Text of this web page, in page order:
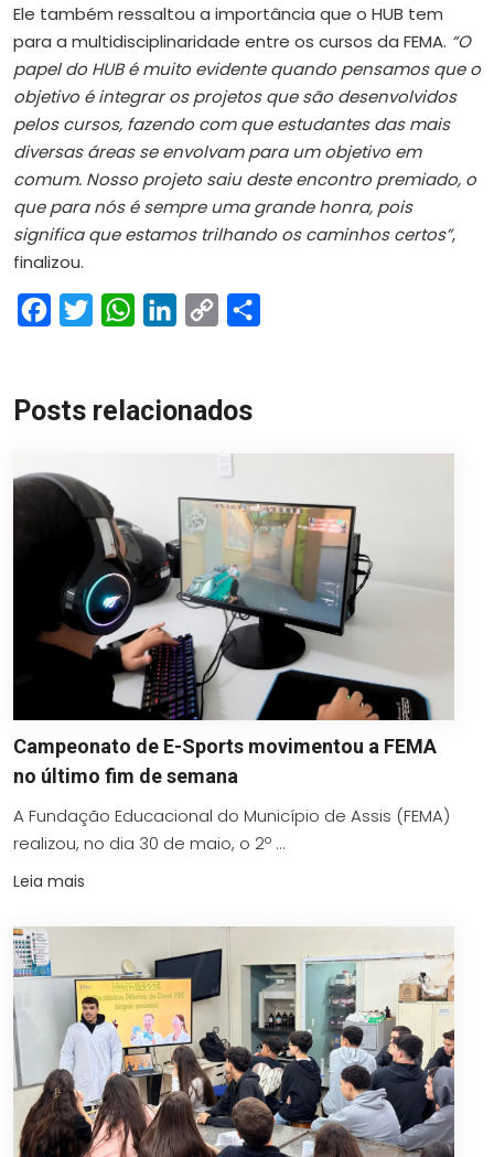
Ele também ressaltou a importância que o HUB tem
para a multidisciplinaridade entre os cursos da FEMA. “O
papel do HUB é muito evidente quando pensamos que o
objetivo é integrar os projetos que são desenvolvidos
pelos cursos, fazendo comque estudantes das mais
diversas áreas se envolvam para um objetivo em
comum. Nosso projeto saiu deste encontro premiado, o
que para nós é sempre uma grande honra, pois
significa que estamos trilhando os caminhos certos”,
finalizou.
FacebookTwitterWhatsAppLinkedIn
Copy
Posts relacionados
Campeonato de E-Sports movimentou a FEMA
no último fim de semana
A Fundação Educacional do Município de Assis (FEMA)
realizou, no dia 30 de maio, o 2º ...
Leia mais